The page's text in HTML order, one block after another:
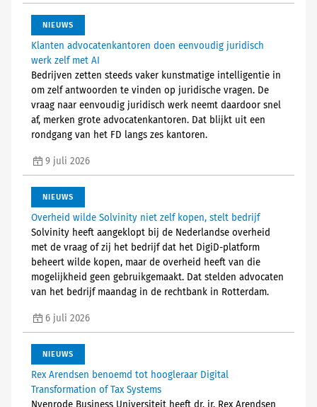
NIEUWS
Klanten advocatenkantoren doen eenvoudig juridisch
werk zelf met AI
Bedrijven zetten steeds vaker kunstmatige intelligentie in
om zelf antwoorden te vinden op juridische vragen. De
vraag naar eenvoudig juridisch werk neemt daardoor snel
af, merken grote advocatenkantoren. Dat blijkt uit een
rondgang van het FD langs zes kantoren.
9 juli 2026
NIEUWS
Overheid wilde Solvinity niet zelf kopen, stelt bedrijf
Solvinity heeft aangeklopt bij de Nederlandse overheid
met de vraag of zij het bedrijf dat het DigiD-platform
beheert wilde kopen, maar de overheid heeft van die
mogelijkheid geen gebruikgemaakt. Dat stelden advocaten
van het bedrijf maandag in de rechtbank in Rotterdam.
6 juli 2026
NIEUWS
Rex Arendsen benoemd tot hoogleraar Digital
Transformation of Tax Systems